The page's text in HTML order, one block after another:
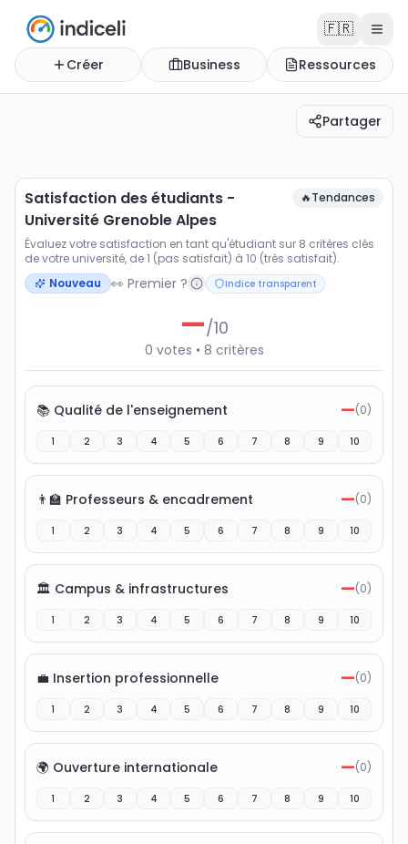
🇫🇷
Créer Business Ressources
Partager
Satisfaction des étudiants - Université Grenoble Alpes
Évaluez votre satisfaction en tant qu'étudiant sur 8
Satisfaction des étudiants -
Université Grenoble Alpes
🔥Tendances
Évaluez votre satisfaction en tant qu'étudiant sur 8 critères clés
de votre université, de 1 (pas satisfait) à 10 (très satisfait).
Nouveau
👀 Premier ? Indice transparent
—/10
0 votes • 8 critères
📚 Qualité de l'enseignement —(0)
1 2 3 4 5 6 7 8 9 10
👨‍🏫 Professeurs & encadrement —(0)
1 2 3 4 5 6 7 8 9 10
🏛️ Campus & infrastructures —(0)
1 2 3 4 5 6 7 8 9 10
💼 Insertion professionnelle —(0)
1 2 3 4 5 6 7 8 9 10
🌍 Ouverture internationale —(0)
1 2 3 4 5 6 7 8 9 10